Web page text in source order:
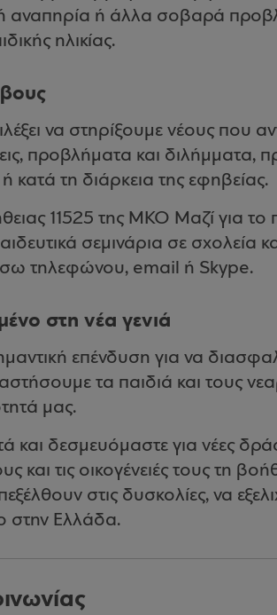
αναπηρία ή άλλα σοβαρά
ηλικίας.
να στηρίξουμε νέους που
προβλήματα και διλήμματα,
κατά τη διάρκεια της εφηβείας.
11525 της ΜΚΟ Μαζί για το
σεμινάρια σε σχολεία
τηλεφώνου, email ή Skype.
στη νέα γενιά
επένδυση για να
τα παιδιά και τους
μας.
και δεσμευόμαστε για νέες
και τις οικογένειές τους τη
στις δυσκολίες, να
στην Ελλάδα.